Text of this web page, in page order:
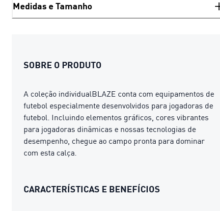
Medidas e Tamanho
SOBRE O PRODUTO
A coleção individualBLAZE conta com equipamentos de
futebol especialmente desenvolvidos para jogadoras de
futebol. Incluindo elementos gráficos, cores vibrantes
para jogadoras dinâmicas e nossas tecnologias de
desempenho, chegue ao campo pronta para dominar
com esta calça.
CARACTERÍSTICAS E BENEFÍCIOS